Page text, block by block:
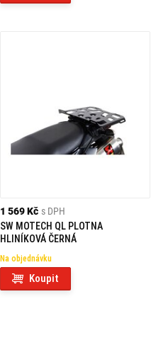
1 569 Kč s DPH
SW MOTECH QL PLOTNA
HLINÍKOVÁ ČERNÁ
Na objednávku
Koupit